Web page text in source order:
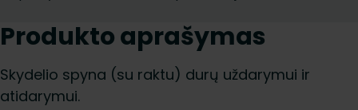
Produkto aprašymas
Skydelio spyna (su raktu) durų uždarymui ir
atidarymui.